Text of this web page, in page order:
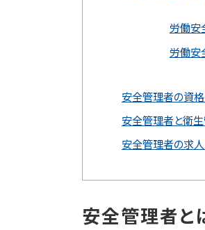
労働安
労働安
安全管理者の資格
安全管理者と衛
安全管理者の求人
安全管理者と